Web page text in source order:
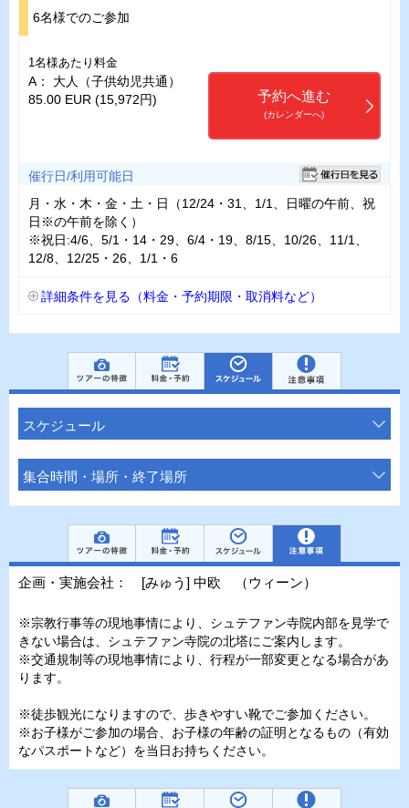
6名様でのご参加
1名様あたり料金
A： 大人（子供幼児共通）
85.00 EUR (15,972円)
予約へ進む
(カレンダーへ)
催行日/利用可能日
月・水・木・金・土・日（12/24・31、1/1、日曜の午前、祝
日※の午前を除く）
※祝日:4/6、5/1・14・29、6/4・19、8/15、10/26、11/1、
12/8、12/25・26、1/1・6
詳細条件を見る（料金・予約期限・取消料など）
スケジュール
集合時間・場所・終了場所
企画・実施会社： [みゅう] 中欧 （ウィーン）
※宗教行事等の現地事情により、シュテファン寺院内部を見学で
きない場合は、シュテファン寺院の北塔にご案内します。
※交通規制等の現地事情により、行程が一部変更となる場合があ
ります。
※徒歩観光になりますので、歩きやすい靴でご参加ください。
※お子様がご参加の場合、お子様の年齢の証明となるもの（有効
なパスポートなど）を当日お持ちください。